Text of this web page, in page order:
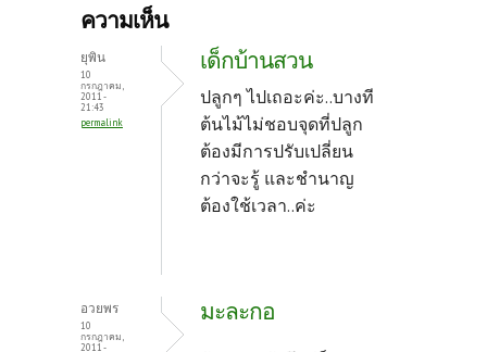
b
o
k
itt
es
t
ความเห็น
ยุพิน
10
กรกฎาคม,
2011 -
21:43
permalink
เด็กบ้านสวน
ปลูกๆ ไปเถอะค่ะ..บางที
ต้นไม้ไม่ชอบจุดที่ปลูก
ต้องมีการปรับเปลี่ยน
กว่าจะรู้ และชำนาญ
ต้องใช้เวลา..ค่ะ
อวยพร
10
กรกฎาคม,
2011 -
มะละกอ